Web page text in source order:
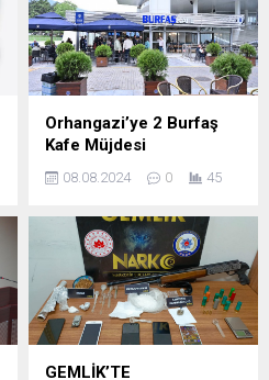
Orhangazi’ye 2 Burfaş
Kafe Müjdesi
08.08.2024 0 45
GEMLİK’TE